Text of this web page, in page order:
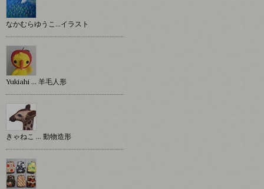
なかむらゆうこ…イラスト
Yukiahi … 羊毛人形
きゃねこ … 動物造形